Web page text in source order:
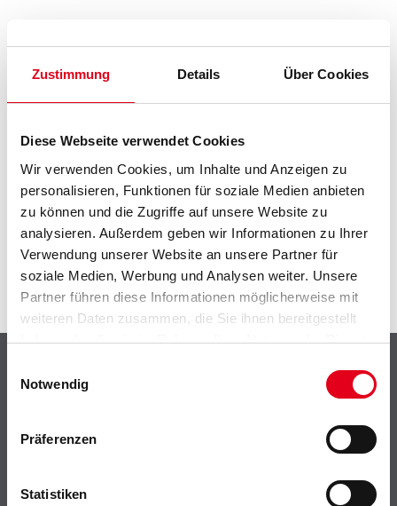
Zustimmung Details Über Cookies
Diese Webseite verwendet Cookies
Wir verwenden Cookies, um Inhalte und Anzeigen zu
personalisieren, Funktionen für soziale Medien anbieten
zu können und die Zugriffe auf unsere Website zu
analysieren. Außerdem geben wir Informationen zu Ihrer
Verwendung unserer Website an unsere Partner für
soziale Medien, Werbung und Analysen weiter. Unsere
Partner führen diese Informationen möglicherweise mit
weiteren Daten zusammen, die Sie ihnen bereitgestellt
haben oder die sie im Rahmen Ihrer Nutzung der Dienste
Notwendig
Präferenzen
Statistiken
ZUSATZINFOS
GEFAHRENHINWEISE
SPEZIFIKATIONEN
Farbe
Trockenbau
Bodenbeläge